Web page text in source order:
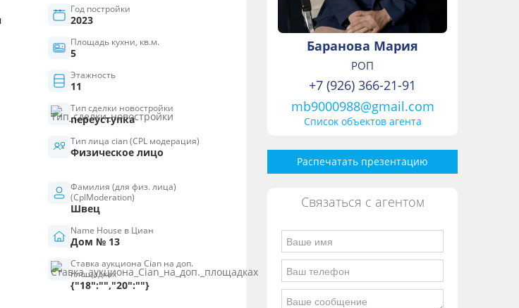
Год постройки
2023
Площадь кухни, кв.м.
5
Этажность
11
Тип сделки новостройки
переуступка
Тип лица cian (CPL модерация)
Физическое лицо
Фамилия (для физ. лица)
(CplModeration)
Швец
Name House в Циан
Дом № 13
Ставка аукциона Cian на доп.
площадках
{"18":"","20":""}
Баранова Мария
РОП
+7 (926) 366-21-91
mb9000988@gmail.com
Список объектов агента
Распечатать презентацию
Связаться с агентом